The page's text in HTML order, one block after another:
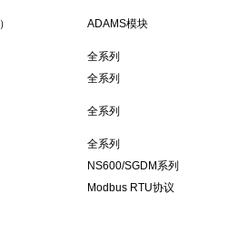
ADAMS模块
全系列
全系列
全系列
全系列
NS600/SGDM系列
Modbus RTU协议